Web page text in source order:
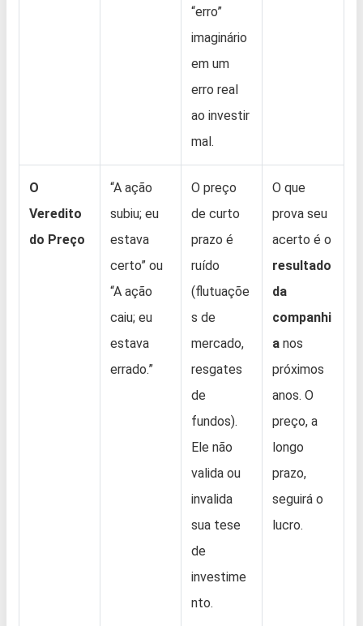
“erro”
imaginário
em um
erro real
ao investir
mal.
O
Veredito
do Preço
“A ação
subiu; eu
estava
certo” ou
“A ação
caiu; eu
estava
errado.”
O preço
de curto
prazo é
ruído
(flutuaçõe
s de
mercado,
resgates
de
fundos).
Ele não
valida ou
invalida
sua tese
de
investime
nto.
O que
prova seu
acerto é o
resultado
da
companhi
a nos
próximos
anos. O
preço, a
longo
prazo,
seguirá o
lucro.